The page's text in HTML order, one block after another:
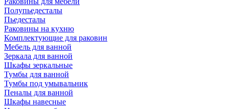
Полупьедесталы
Пьедесталы
Раковины на кухню
Комплектующие для раковин
Мебель для ванной
Зеркала для ванной
Шкафы зеркальные
Тумбы для ванной
Тумбы под умывальник
Пеналы для ванной
Шкафы навесные